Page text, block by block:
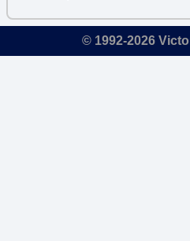
© 1992-2026